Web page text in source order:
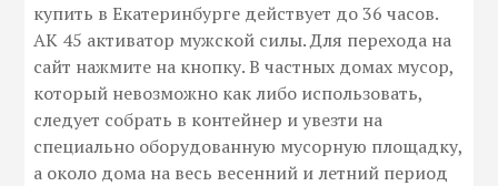
купить в Екатеринбурге действует до 36 часов.
АК 45 активатор мужской силы. Для перехода на
сайт нажмите на кнопку. В частных домах мусор,
который невозможно как либо использовать,
следует собрать в контейнер и увезти на
специально оборудованную мусорную площадку,
а около дома на весь весенний и летний период